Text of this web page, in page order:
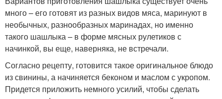
много – его готовят из разных видов мяса, маринуют в
необычных, разнообразных маринадах, но именно
такого шашлыка – в форме мясных рулетиков с
начинкой, вы еще, наверняка, не встречали.
Согласно рецепту, готовится такое оригинальное блюдо
из свинины, а начиняется беконом и маслом с укропом.
Придется приложить немного усилий, чтобы сделать